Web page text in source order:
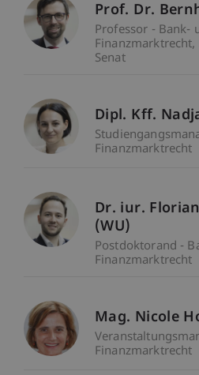
Prof. Dr.
Professor - Bank-
Finanzmarktrecht
Senat
Dipl. Kff.
Finanzmarktrecht
Dr. iur. Florian
(WU)
Postdoktorand -
Finanzmarktrecht
Mag. Nicole
Finanzmarktrecht